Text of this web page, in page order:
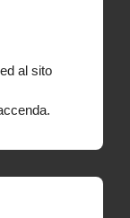
al sito